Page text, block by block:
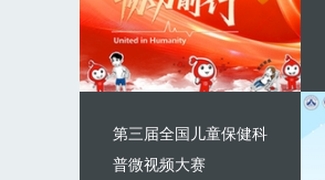
第三届全国儿童保健科
普微视频大赛